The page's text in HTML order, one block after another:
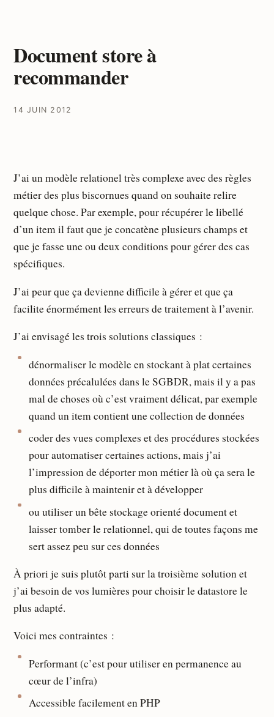
Document store à
recommander
14 JUIN 2012
J’ai un modèle relationel très complexe avec des règles
métier des plus biscornues quand on souhaite relire
quelque chose. Par exemple, pour récupérer le libellé
d’un item il faut que je concatène plusieurs champs et
que je fasse une ou deux conditions pour gérer des cas
spécifiques.
J’ai peur que ça devienne difficile à gérer et que ça
facilite énormément les erreurs de traitement à l’avenir.
J’ai envisagé les trois solutions classiques :
dénormaliser le modèle en stockant à plat certaines
données précalulées dans le SGBDR, mais il y a pas
mal de choses où c’est vraiment délicat, par exemple
quand un item contient une collection de données
coder des vues complexes et des procédures stockées
pour automatiser certaines actions, mais j’ai
l’impression de déporter mon métier là où ça sera le
plus difficile à maintenir et à développer
ou utiliser un bête stockage orienté document et
laisser tomber le relationnel, qui de toutes façons me
sert assez peu sur ces données
À priori je suis plutôt parti sur la troisième solution et
j’ai besoin de vos lumières pour choisir le datastore le
plus adapté.
Voici mes contraintes :
Performant (c’est pour utiliser en permanence au
cœur de l’infra)
Accessible facilement en PHP